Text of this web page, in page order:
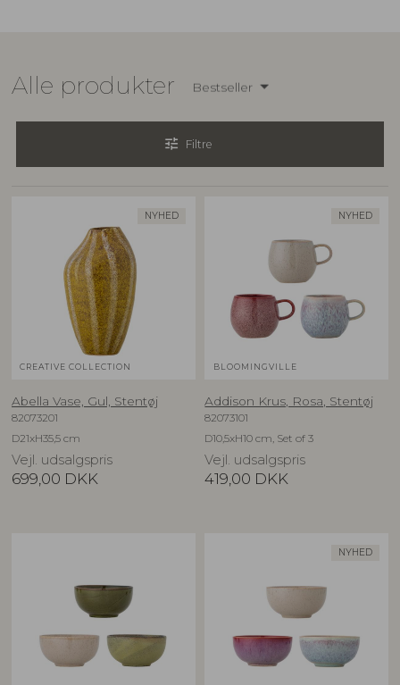
Alle produkter Bestseller
tune Filtre
NYHED
CREATIVE COLLECTION
Abella Vase, Gul, Stentøj
82073201
D21xH35,5 cm
Vejl. udsalgspris
699,00 DKK
NYHED
BLOOMINGVILLE
Addison Krus, Rosa, Stentøj
82073101
D10,5xH10 cm, Set of 3
Vejl. udsalgspris
419,00 DKK
NYHED